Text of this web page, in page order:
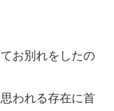
お別れをしたの
われる存在に首